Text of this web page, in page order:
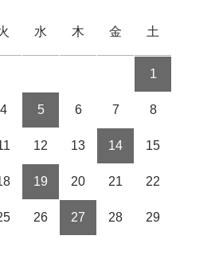
水 木 金 土
1
4 5 6 7 8
12 13 14 15
19 20 21 22
26 27 28 29